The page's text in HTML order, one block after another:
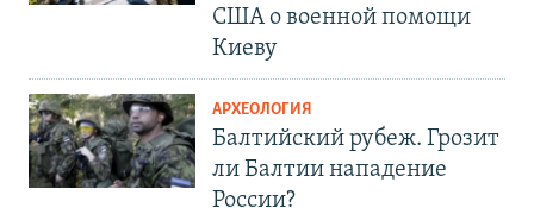
США о военной помощи
Киеву
АРХЕОЛОГИЯ
Балтийский рубеж. Грозит
ли Балтии нападение
России?